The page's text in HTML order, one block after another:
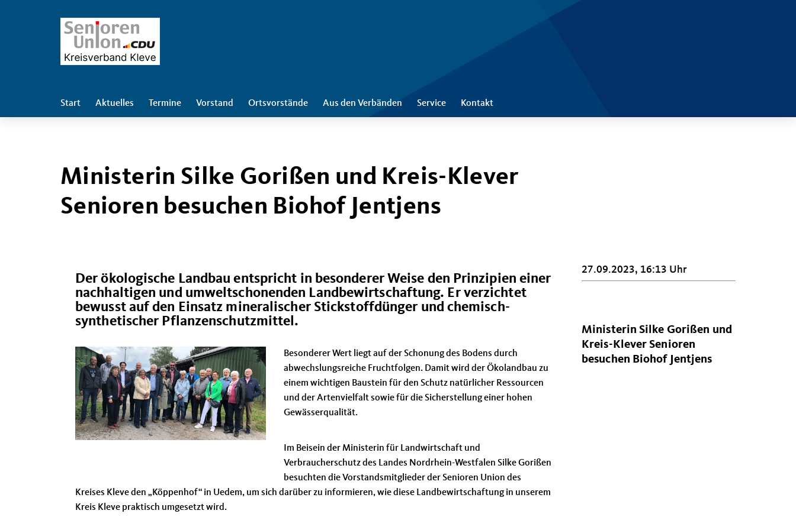
Start Aktuelles Termine Vorstand Ortsvorstände Aus den Verbänden Service Kontakt
Ministerin Silke Gorißen und Kreis-Klever
Senioren besuchen Biohof Jentjens
Der ökologische Landbau entspricht in besonderer Weise den Prinzipien einer
nachhaltigen und umweltschonenden Landbewirtschaftung. Er verzichtet
bewusst auf den Einsatz mineralischer Stickstoffdünger und chemisch-
synthetischer Pflanzenschutzmittel.
Besonderer Wert liegt auf der Schonung des Bodens durch
abwechslungsreiche Fruchtfolgen. Damit wird der Ökolandbau zu
einem wichtigen Baustein für den Schutz natürlicher Ressourcen
und der Artenvielfalt sowie für die Sicherstellung einer hohen
Gewässerqualität.
Im Beisein der Ministerin für Landwirtschaft und
Verbraucherschutz des Landes Nordrhein-Westfalen Silke Gorißen
besuchten die Vorstandsmitglieder der Senioren Union des
Kreises Kleve den „Köppenhof“ in Uedem, um sich darüber zu informieren, wie diese Landbewirtschaftung in unserem
Kreis Kleve praktisch umgesetzt wird.
27.09.2023, 16:13 Uhr
Ministerin Silke Gorißen und
Kreis-Klever Senioren
besuchen Biohof Jentjens